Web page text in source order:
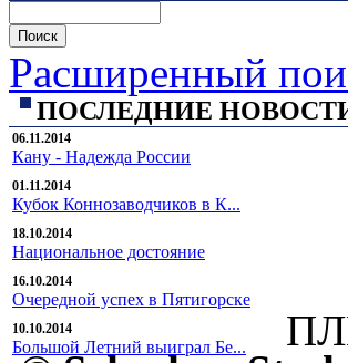
Расширенный
ПОСЛЕДНИЕ
06.11.2014
Кану - Надежда России
01.11.2014
Кубок Коннозаводчиков в К...
18.10.2014
Национальное достояние
16.10.2014
Очередной успех в Пятигорске
10.10.2014
Большой Летний выиграл Бе...